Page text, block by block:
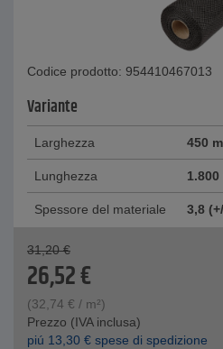
Codice prodotto: 954410467013
Variante
Larghezza 450
Lunghezza 1.800
Spessore del materiale 3,8
31,20 €
26,52€
(32,74 € / m²)
Prezzo (IVA inclusa)
piú 13,30 € spese di spedizione